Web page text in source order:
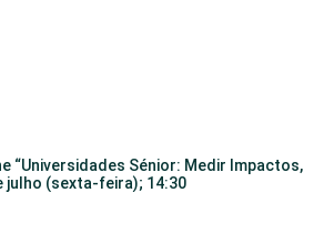
“Universidades Sénior: Medir Impactos,
julho (sexta-feira); 14:30